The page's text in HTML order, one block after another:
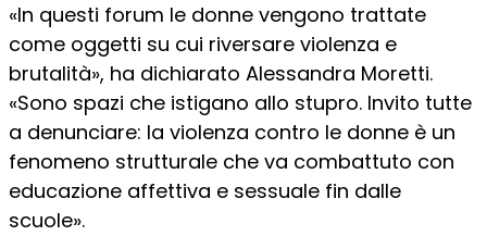
«In questi forum le donne vengono trattate
come oggetti su cui riversare violenza e
brutalità», ha dichiarato Alessandra Moretti.
«Sono spazi che istigano allo stupro. Invito tutte
a denunciare: la violenza contro le donne è un
fenomeno strutturale che va combattuto con
educazione affettiva e sessuale fin dalle
scuole».